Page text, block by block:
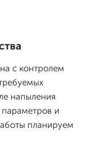
с контролем
напыления
и
планируем